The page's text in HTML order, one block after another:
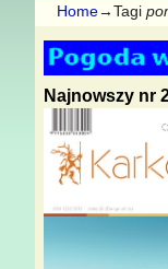
Home→Tagi
Najnowszy nr